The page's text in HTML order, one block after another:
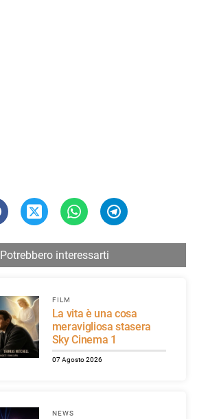
Potrebbero interessarti
FILM
La vita è una cosa
meravigliosa stasera
Sky Cinema 1
07 Agosto 2026
NEWS